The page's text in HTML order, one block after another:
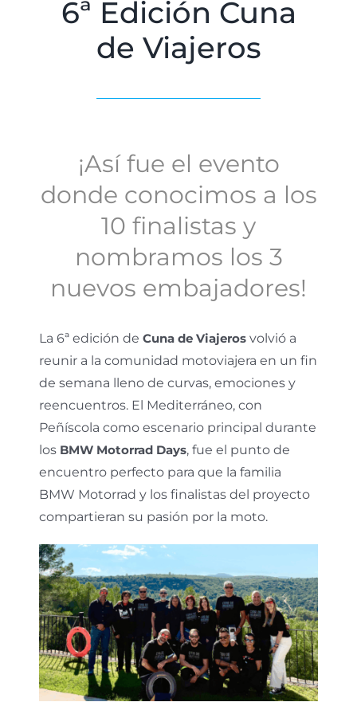
6ª Edición Cuna
de Viajeros
¡Así fue el evento
donde conocimos a los
10 finalistas y
nombramos los 3
nuevos embajadores!
La 6ª edición deCuna de Viajeros volvió a
reunir a la comunidad motoviajera en un fin
de semana lleno de curvas, emociones y
reencuentros. El Mediterráneo, con
Peñíscola como escenario principal durante
los BMW Motorrad Days, fue el punto de
encuentro perfecto para que la familia
BMW Motorrad y los finalistas del proyecto
compartieran su pasión por la moto.